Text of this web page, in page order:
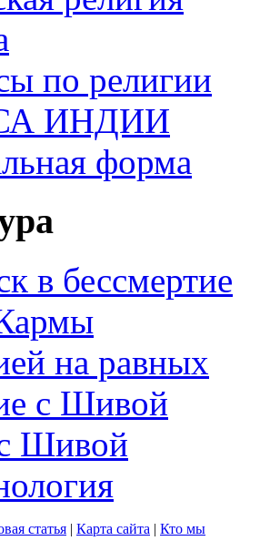
по религии
ИНДИИ
форма
в бессмертие
на равных
с Шивой
Шивой
статья | Карта сайта | Кто мы